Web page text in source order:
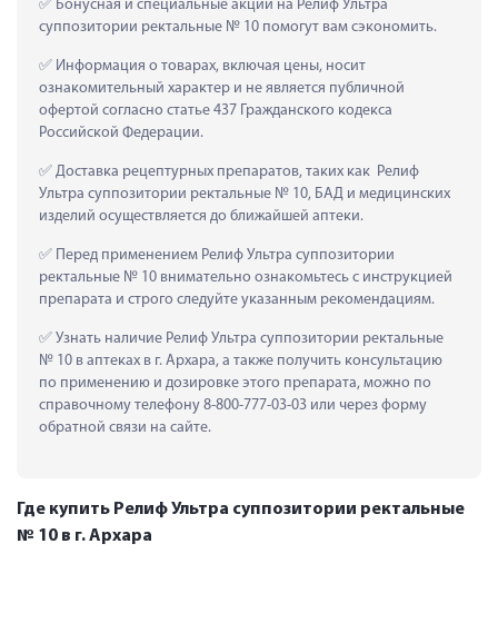
Бонусная и специальные акции на Релиф Ультра
суппозитории ректальные № 10 помогут вам сэкономить.
Информация о товарах, включая цены, носит
ознакомительный характер и не является публичной
офертой согласно статье 437 Гражданского кодекса
Российской Федерации.
Доставка рецептурных препаратов, таких как  Релиф
Ультра суппозитории ректальные № 10, БАД и медицинских
изделий осуществляется до ближайшей аптеки.
Перед применением Релиф Ультра суппозитории
ректальные № 10 внимательно ознакомьтесь с инструкцией
препарата и строго следуйте указанным рекомендациям.
Узнать наличие Релиф Ультра суппозитории ректальные
№ 10 в аптеках в г. Архара, а также получить консультацию
по применению и дозировке этого препарата, можно по
справочному телефону 8-800-777-03-03 или через форму
обратной связи на сайте.
Где купить Релиф Ультра суппозитории ректальные
№ 10 в г. Архара